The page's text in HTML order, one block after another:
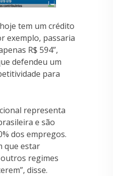
tem um crédito
exemplo, passaria
R$ 594”,
defendeu um
para
representa
e são
dos empregos.
que estar
regimes
disse.